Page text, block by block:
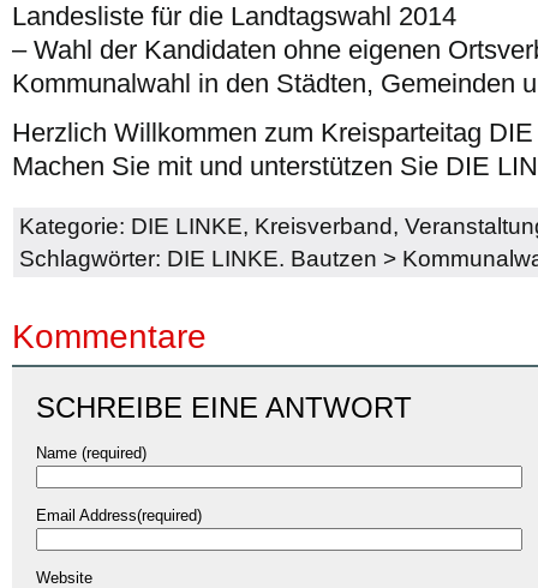
Landesliste für die Landtagswahl 2014
– Wahl der Kandidaten ohne eigenen
Kommunalwahl in den Städten, Gemeinden
Herzlich Willkommen zum Kreisparteitag
Machen Sie mit und unterstützen Sie DIE
Kategorie: DIE LINKE, Kreisverband,
Schlagwörter: DIE LINKE. Bautzen >
Kommentare
SCHREIBE EINE ANTWORT
Name (required)
Email Address(required)
Website